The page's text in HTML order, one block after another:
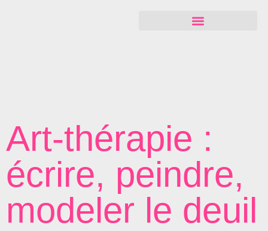
Art-thérapie :
écrire, peindre,
modeler le deuil